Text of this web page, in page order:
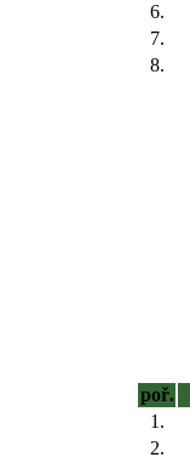
6.
7.
8.
poř.
1.
2.